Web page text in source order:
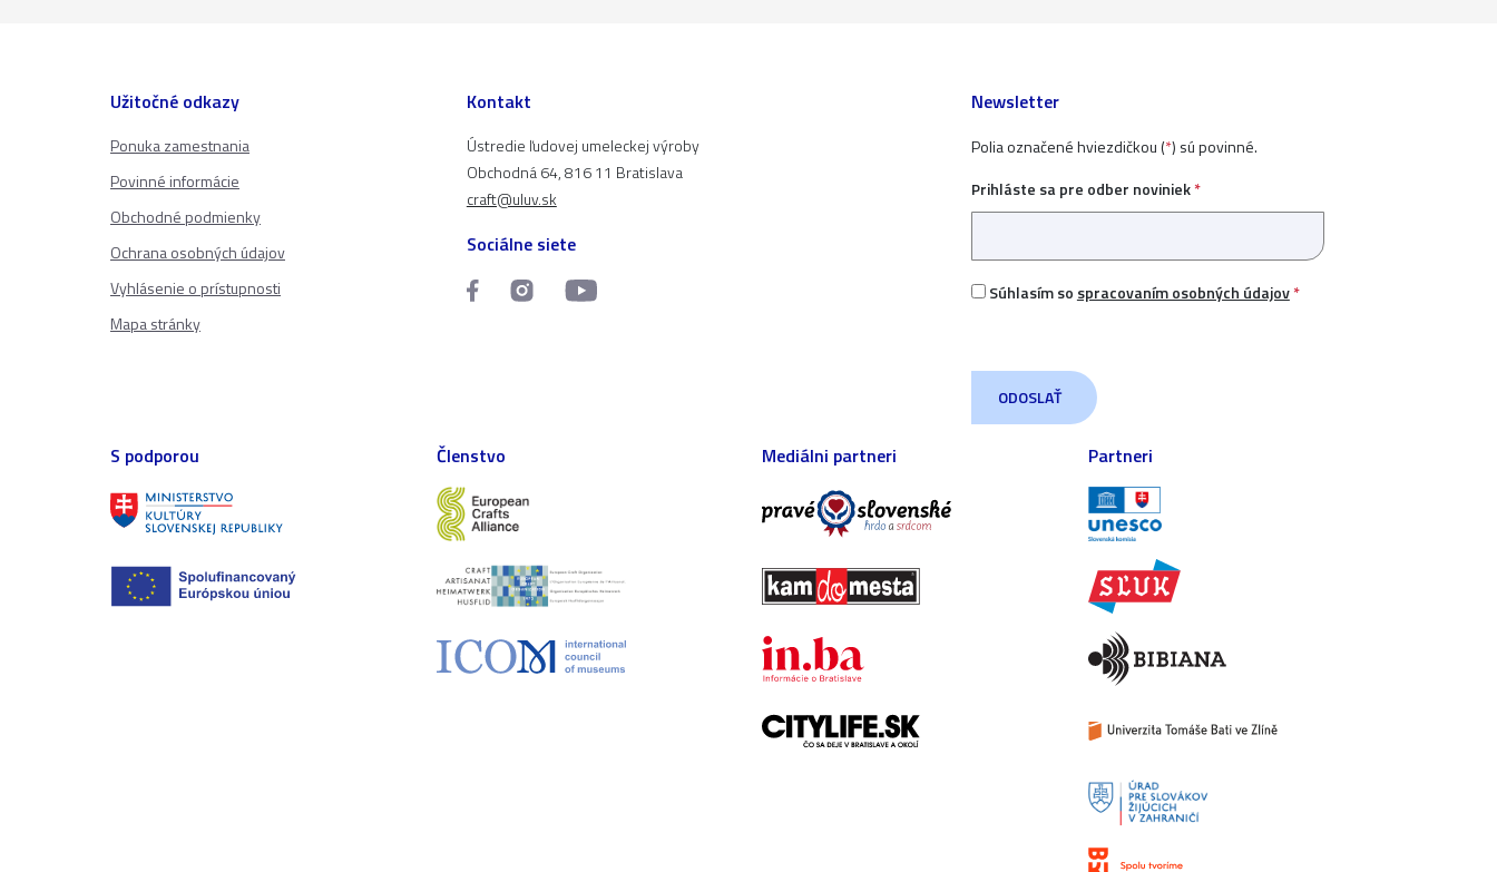
Užitočné odkazy
Ponuka zamestnania
Povinné informácie
Obchodné podmienky
Ochrana osobných údajov
Vyhlásenie o prístupnosti
Mapa stránky
Kontakt
Ústredie ľudovej umeleckej výroby
Obchodná 64, 816 11 Bratislava
craft@uluv.sk
Sociálne siete
Newsletter
Polia označené hviezdičkou (*) sú povinné.
Prihláste sa pre odber noviniek*
Súhlasím so spracovaním osobných údajov*
S podporou Členstvo Mediálni partneri Partneri